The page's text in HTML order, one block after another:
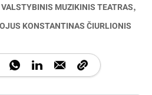
MUZIKINIS TEATRAS
KONSTANTINAS ČIURLIONIS